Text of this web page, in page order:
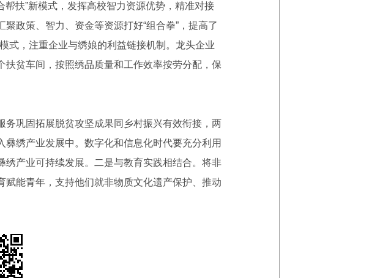
帮扶”新模式，发挥高校智力资源优势，精准对接
政策、智力、资金等资源打好“组合拳”，提高了
式，注重企业与绣娘的利益链接机制。龙头企业
贫车间，按照绣品质量和工作效率按劳分配，保
巩固拓展脱贫攻坚成果同乡村振兴有效衔接，两
绣产业发展中。数字化和信息化时代要充分利用
产业可持续发展。二是与教育实践相结合。将非
能青年，支持他们就非物质文化遗产保护、推动